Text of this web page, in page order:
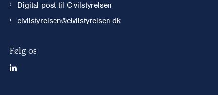
Digital post til Civilstyrelsen
civilstyrelsen@civilstyrelsen.dk
Følg os